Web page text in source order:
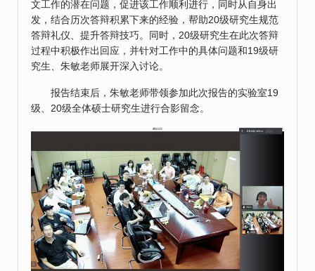
文工作的潜在问题，促进该工作顺利进行，同时从自身出
发，结合历次答辩积累下来的经验，帮助20级研究生规范
答辩礼仪、提升答辩技巧。同时，20级研究生在此次答辩
过程中积极作出回应，并针对工作中的具体问题和19级研
究生、朱敏老师展开深入讨论。
报告结束后，朱敏老师带领参加此次报告的实验室19
级、20级全体硕士研究生进行合影留念。